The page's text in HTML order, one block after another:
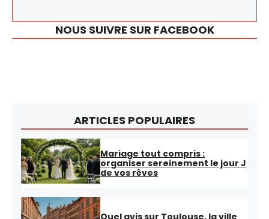
NOUS SUIVRE SUR FACEBOOK
ARTICLES POPULAIRES
Mariage tout compris :
organiser sereinement le jour J
de vos rêves